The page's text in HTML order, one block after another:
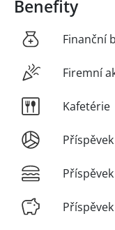
Benefity
Finanční
Firemní
Kafetérie